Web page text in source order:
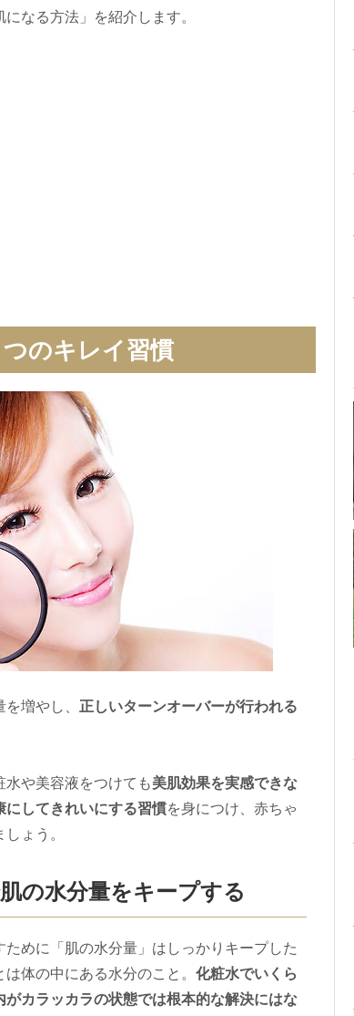
なる方法」を紹介します。
のキレイ習慣
増やし、 正しいターンオーバーが行われる
水や美容液をつけても美肌効果を実感できな
にしてきれいにする習慣を身につけ、赤ちゃ
ょう。
の水分量をキープする
めに「肌の水分量」はしっかりキープした
体の中にある水分のこと。 化粧水でいくら
カラッカラの状態では根本的な解決にはな